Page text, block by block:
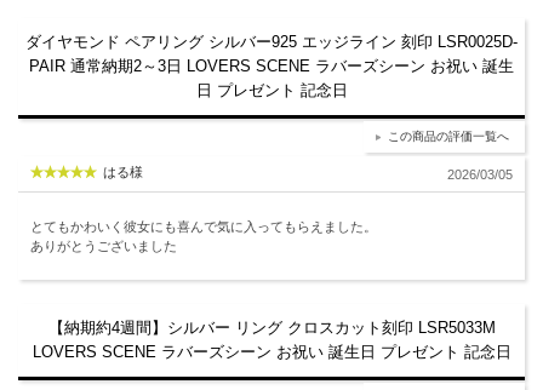
ダイヤモンド ペアリング シルバー925 エッジライン 刻印 LSR0025D-
PAIR 通常納期2～3日 LOVERS SCENE ラバーズシーン お祝い 誕生
日 プレゼント 記念日
この商品の評価一覧へ
はる様 2026/03/05
とてもかわいく彼女にも喜んで気に入ってもらえました。
ありがとうございました
【納期約4週間】シルバー リング クロスカット刻印 LSR5033M
LOVERS SCENE ラバーズシーン お祝い 誕生日 プレゼント 記念日